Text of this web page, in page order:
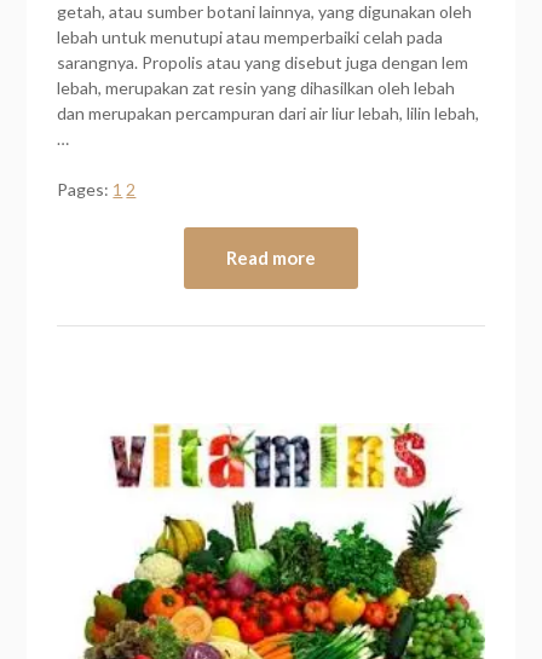
getah, atau sumber botani lainnya, yang digunakan oleh
lebah untuk menutupi atau memperbaiki celah pada
sarangnya. Propolis atau yang disebut juga dengan lem
lebah, merupakan zat resin yang dihasilkan oleh lebah
dan merupakan percampuran dari air liur lebah, lilin lebah,
…
Pages: 1 2
Read more